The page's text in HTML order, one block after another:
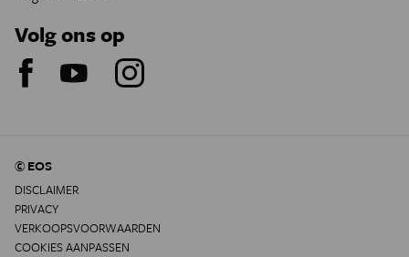
Volg ons op
© EOS
DISCLAIMER
PRIVACY
VERKOOPSVOORWAARDEN
COOKIES AANPASSEN